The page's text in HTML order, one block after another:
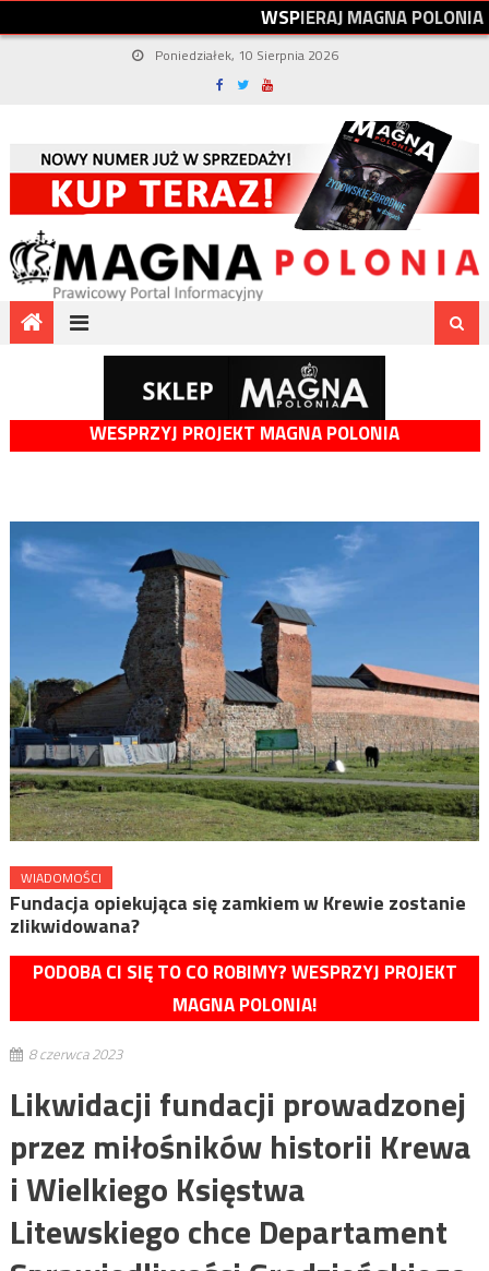
WSPIERAJMAGNAPOLONIA
Poniedziałek, 10 Sierpnia 2026
WESPRZYJ PROJEKT MAGNA POLONIA
WIADOMOŚCI
Fundacja opiekująca się zamkiem w Krewie zostanie
zlikwidowana?
PODOBA CI SIĘ TO CO ROBIMY? WESPRZYJ PROJEKT
MAGNA POLONIA!
8 czerwca 2023
Likwidacji fundacji prowadzonej
przez miłośników historii Krewa
i Wielkiego Księstwa
Litewskiego chce Departament